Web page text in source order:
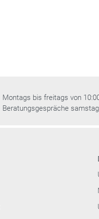
Montags bis freitags von
Beratungsgespräche